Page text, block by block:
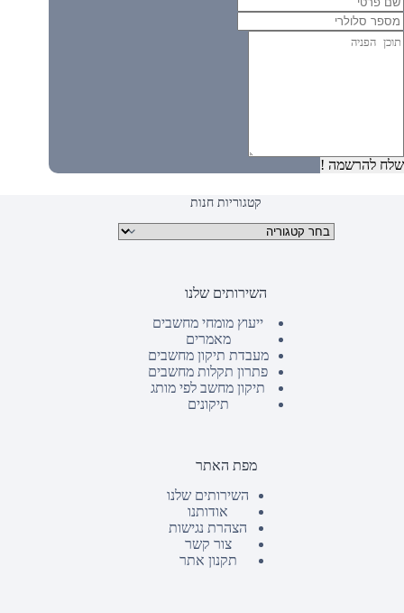
שלח להרשמה !
קטגוריות חנות
קטגוריות מוצרים
השירותים שלנו
ייעוץ מומחי מחשבים
מאמרים
מעבדת תיקון מחשבים
פתרון תקלות מחשבים
תיקון מחשב לפי מותג
תיקונים
מפת האתר
השירותים שלנו
אודותנו
הצהרת נגישות
צור קשר
תקנון אתר